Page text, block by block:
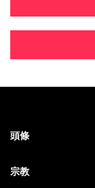
頭條
宗教